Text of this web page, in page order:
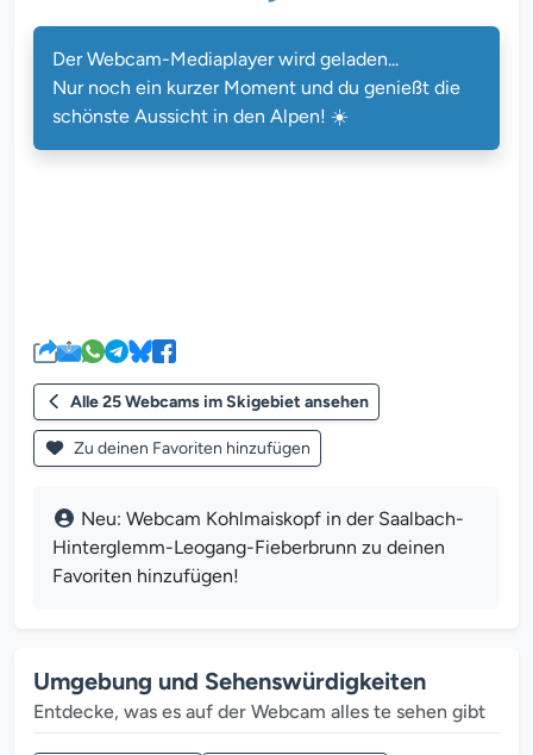
Der Webcam-Mediaplayer wird geladen...
Nur noch ein kurzer Moment und du genießt die
schönste Aussicht in den Alpen! ☀️
Alle 25 Webcams im Skigebiet ansehen
Zu deinen Favoriten hinzufügen
Neu: Webcam Kohlmaiskopf in der Saalbach-
Hinterglemm-Leogang-Fieberbrunn zu deinen
Favoriten hinzufügen!
Umgebung und Sehenswürdigkeiten
Entdecke, was es auf der Webcam alles te sehen gibt